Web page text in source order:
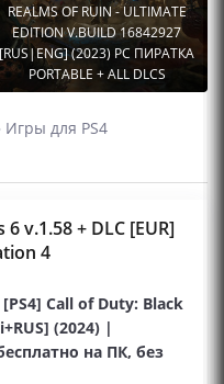
REALMS OF RUIN - ULTIMATE
EDITION V.BUILD 16842927
[RUS|ENG] (2023) PC ПИРАТКА
PORTABLE + ALL DLCS
Игры для PS4
v.1.58 + DLC [EUR]
4
Call of Duty: Black
(2024) |
на ПК, без